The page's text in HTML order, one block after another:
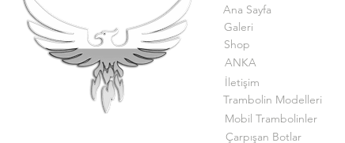
Ana Sayfa
Galeri
Shop
ANKA
İletişim
Trambolin Modelleri
Mobil Trambolinler
Çarpışan Botlar